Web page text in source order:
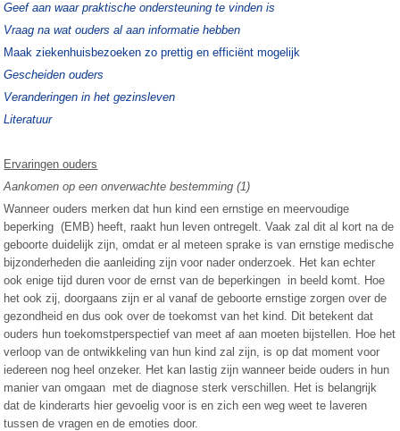
Geef aan waar praktische ondersteuning te vinden is
Vraag na wat ouders al aan informatie hebben
Maak ziekenhuisbezoeken zo prettig en efficiënt mogelijk
Gescheiden ouders
Veranderingen in het gezinsleven
Literatuur
Ervaringen ouders
Aankomen op een onverwachte bestemming (1)
Wanneer ouders merken dat hun kind een ernstige en meervoudige
beperking (EMB) heeft, raakt hun leven ontregelt. Vaak zal dit al kort na de
geboorte duidelijk zijn, omdat er al meteen sprake is van ernstige medische
bijzonderheden die aanleiding zijn voor nader onderzoek. Het kan echter
ook enige tijd duren voor de ernst van de beperkingen in beeld komt. Hoe
het ook zij, doorgaans zijn er al vanaf de geboorte ernstige zorgen over de
gezondheid en dus ook over de toekomst van het kind. Dit betekent dat
ouders hun toekomstperspectief van meet af aan moeten bijstellen. Hoe het
verloop van de ontwikkeling van hun kind zal zijn, is op dat moment voor
iedereen nog heel onzeker. Het kan lastig zijn wanneer beide ouders in hun
manier van omgaan met de diagnose sterk verschillen. Het is belangrijk
dat de kinderarts hier gevoelig voor is en zich een weg weet te laveren
tussen de vragen en de emoties door.